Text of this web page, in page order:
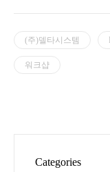
(주)델타시스템
워크샵
Categories